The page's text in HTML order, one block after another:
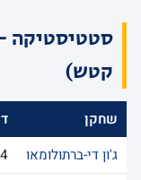
סטטיסטיקה
קטש)
שחקן
ג'ון די-ברתולומאו